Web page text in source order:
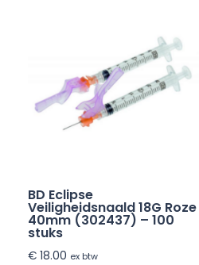
BD Eclipse
Veiligheidsnaald 18G Roze
40mm (302437) – 100
stuks
€18.00 ex btw